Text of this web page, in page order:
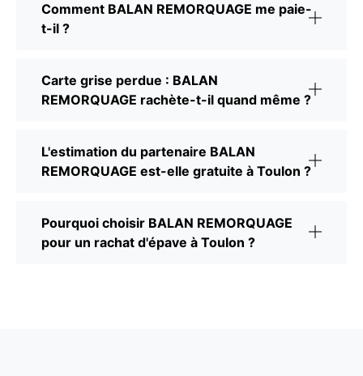
Comment BALAN REMORQUAGE me paie-
t-il ?
Carte grise perdue : BALAN
REMORQUAGE rachète-t-il quand même ?
L'estimation du partenaire BALAN
REMORQUAGE est-elle gratuite à Toulon ?
Pourquoi choisir BALAN REMORQUAGE
pour un rachat d'épave à Toulon ?